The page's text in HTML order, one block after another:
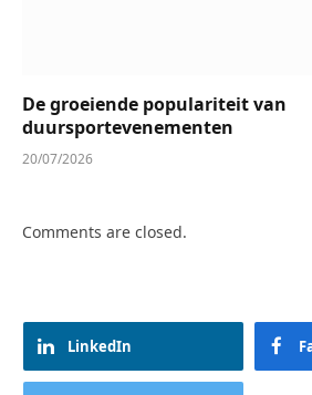
De groeiende populariteit van
duursportevenementen
20/07/2026
Comments are closed.
LinkedIn